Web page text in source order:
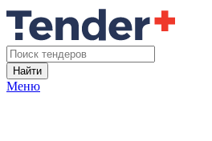
Найти
Меню